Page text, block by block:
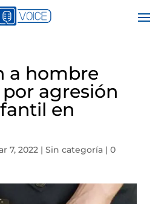
a hombre
agresión
en
7, 2022| Sin categoría| 0